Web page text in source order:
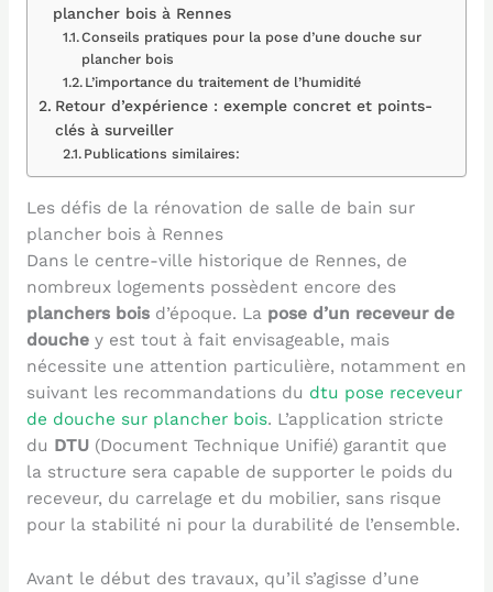
plancher bois à Rennes
Conseils pratiques pour la pose d’une douche sur
plancher bois
L’importance du traitement de l’humidité
Retour d’expérience : exemple concret et points-
clés à surveiller
Publications similaires:
Les défis de la rénovation de salle de bain sur
plancher bois à Rennes
Dans le centre-ville historique de Rennes, de
nombreux logements possèdent encore des
planchers boisd’époque. La pose d’un receveur de
douchey est tout à fait envisageable, mais
nécessite une attention particulière, notamment en
suivant les recommandations du dtu pose receveur
de douche sur plancher bois. L’application stricte
du DTU(Document Technique Unifié) garantit que
la structure sera capable de supporter le poids du
receveur, du carrelage et du mobilier, sans risque
pour la stabilité ni pour la durabilité de l’ensemble.
Avant le début des travaux, qu’il s’agisse d’une